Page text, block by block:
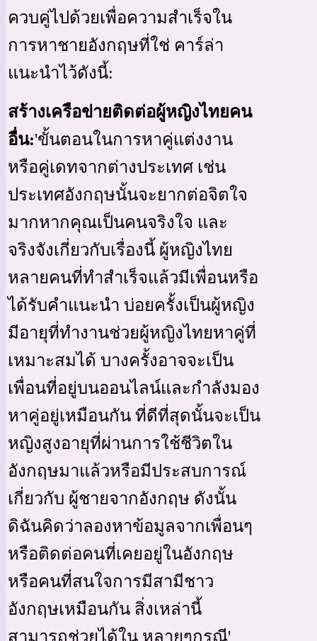
ควบคู่ไปด้วยเพื่อความสำเร็จใน
การหาชายอังกฤษที่ใช่ คาร์ล่า
แนะนำไว้ดังนี้:
สร้างเครือข่ายติดต่อผู้หญิงไทยคน
อื่น:'ขั้นตอนในการหาคู่แต่งงาน
หรือคู่เดทจากต่างประเทศ เช่น
ประเทศอังกฤษนั้นจะยากต่อจิตใจ
มากหากคุณเป็นคนจริงใจ และ
จริงจังเกี่ยวกับเรื่องนี้ ผู้หญิงไทย
หลายคนที่ทำสำเร็จแล้วมีเพื่อนหรือ
ได้รับคำแนะนำ บ่อยครั้งเป็นผู้หญิง
มีอายุที่ทำงานช่วยผู้หญิงไทยหาคู่ที่
เหมาะสมได้ บางครั้งอาจจะเป็น
เพื่อนที่อยู่บนออนไลน์และกำลังมอง
หาคู่อยู่เหมือนกัน ที่ดีที่สุดนั้นจะเป็น
หญิงสูงอายุที่ผ่านการใช้ชีวิตใน
อังกฤษมาแล้วหรือมีประสบการณ์
เกี่ยวกับ ผู้ชายจากอังกฤษ ดังนั้น
ดิฉันคิดว่าลองหาข้อมูลจากเพื่อนๆ
หรือติดต่อคนที่เคยอยู่ในอังกฤษ
หรือคนที่สนใจการมีสามีชาว
อังกฤษเหมือนกัน สิ่งเหล่านี้
สามารถช่วยได้ใน หลายๆกรณี'